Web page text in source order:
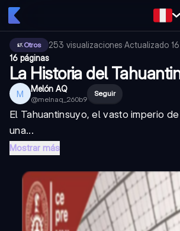
Otros 253 visualizaciones·Actualizado
16 páginas
La Historia del
M Melón AQ
@melnaq_260b9
Seguir
El Tahuantinsuyo, el vasto imperio
una...
Mostrar más